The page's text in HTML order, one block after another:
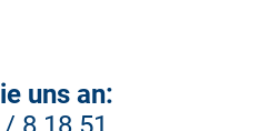
uns an: